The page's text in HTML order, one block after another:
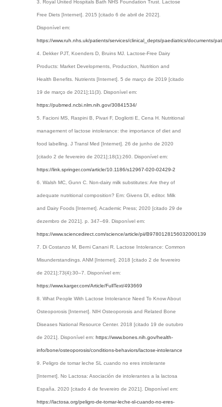
Royal United Hospitals Bath NHS Foundation Trust. Lactose
Free Diets [Internet]. 2015 [citado 6 de abril de 2022].
Disponível em:
https://www.ruh.nhs.uk/patients/services/clinical_depts/paediatrics/documents/
Dekker PJT, Koenders D, Bruins MJ. Lactose-Free Dairy
Products: Market Developments, Production, Nutrition and
Health Benefits. Nutrients [Internet]. 5 de março de 2019 [citado
19 de março de 2021];11(3). Disponível em:
https://pubmed.ncbi.nlm.nih.gov/30841534/
Facioni MS, Raspini B, Pivari F, Dogliotti E, Cena H. Nutritional
management of lactose intolerance: the importance of diet and
food labelling. J Transl Med [Internet]. 26 de junho de 2020
[citado 2 de fevereiro de 2021];18(1):260. Disponível em:
https://link.springer.com/article/10.1186/s12967-020-02429-2
Walsh MC, Gunn C. Non-dairy milk substitutes: Are they of
adequate nutritional composition? Em: Givens DI, editor. Milk
and Dairy Foods [Internet]. Academic Press; 2020 [citado 29 de
dezembro de 2021]. p. 347–69. Disponível em:
https://www.sciencedirect.com/science/article/pii/B9780128156032000139
Di Costanzo M, Berni Canani R. Lactose Intolerance: Common
Misunderstandings. ANM [Internet]. 2018 [citado 2 de fevereiro
de 2021];73(4):30–7. Disponível em:
https://www.karger.com/Article/FullText/493669
What People With Lactose Intolerance Need To Know About
Osteoporosis [Internet]. NIH Osteoporosis and Related Bone
Diseases National Resource Center. 2018 [citado 19 de outubro
de 2021]. Disponível em: https://www.bones.nih.gov/health-
info/bone/osteoporosis/conditions-behaviors/lactose-intolerance
Peligro de tomar leche SL cuando no eres intolerante
[Internet]. No Lactosa: Asociación de intolerantes a la lactosa
España. 2020 [citado 4 de fevereiro de 2021]. Disponível em:
https://lactosa.org/peligro-de-tomar-leche-sl-cuando-no-eres-